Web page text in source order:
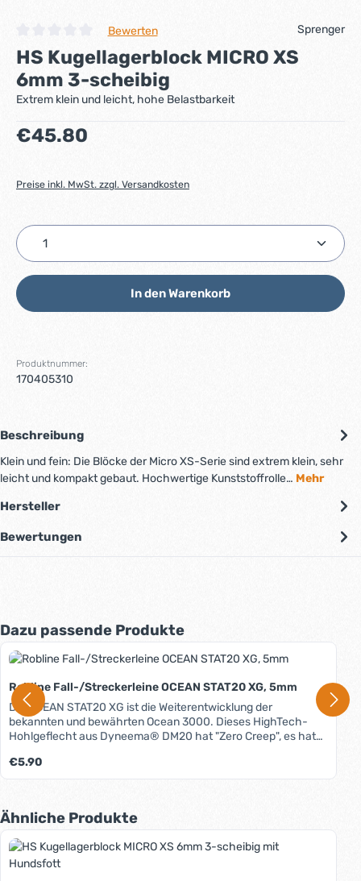
Durchschnittliche Bewertung von 0 von 5 Sternen
Bewerten Sprenger
HS Kugellagerblock MICRO XS
6mm 3-scheibig
Extrem klein und leicht, hohe Belastbarkeit
Regulärer Preis:
€45.80
Preise inkl. MwSt. zzgl. Versandkosten
Produkt Anzahl: Gib den gewünschten Wert ein
In den Warenkorb
Produktnummer:
170405310
Beschreibung
Klein und fein: Die Blöcke der Micro XS-Serie sind extrem klein, sehr
leicht und kompakt gebaut. Hochwertige Kunststoffrolle… Mehr
Hersteller
Bewertungen
Produktgalerie überspringen
Dazu passende Produkte
Robline Fall-/Streckerleine OCEAN STAT20 XG, 5mm
Die OCEAN STAT20 XG ist die Weiterentwicklung der
bekannten und bewährten Ocean 3000. Dieses HighTech-
Hohlgeflecht aus Dyneema® DM20 hat "Zero Creep", es hat
für Einsatzbereiche, in denen eine definierte Länge unter
konstanter Belastung beibehalten werden soll. Es ist daher
sondern aufgrund seiner sehr hohen Bruchlasten auch als
Drahtersatz bei Wanten und Stagen. Kein dauerhafter Reck,
hohe Bruchlasten, sehr geringes Gewicht, kaum
Wasseraufnahme, hohe UV-Beständigkeit durch
Oberflächen-Coating, sehr gute Spleißeigenschaften, ein
Regulärer Preis:
€5.90
Produktgalerie überspringen
Ähnliche Produkte